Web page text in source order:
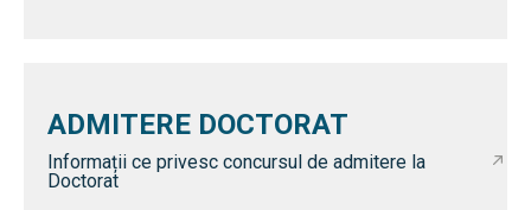
ADMITERE DOCTORAT
Informații ce privesc concursul de admitere la
Doctorat